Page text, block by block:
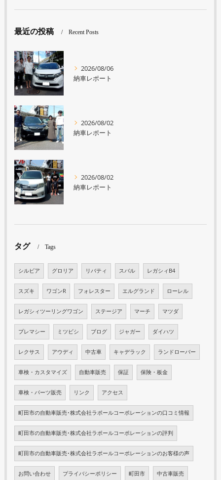
最近の投稿 Recent Posts
2026/08/06
納車レポート
2026/08/02
納車レポート
2026/08/02
納車レポート
タグ Tags
シルビア グロリア リバティ スバル レガシィB4
スズキ ワゴンR フォレスター エルグランド ローレル
レガシィツーリングワゴン ステージア マーチ マツダ
プレマシー ミツビシ ブログ ジャガー ダイハツ
レクサス アウディ 中古車 キャデラック ランドローバー
車検・カスタマイズ 自動車販売 保証 保険・板金
車検・パーツ販売 リンク アクセス
町田市の自動車販売･株式会社ラポールコーポレーションの口コミ情報
町田市の自動車販売･株式会社ラポールコーポレーションの評判
町田市の自動車販売･株式会社ラポールコーポレーションのお客様の声
お問い合わせ プライバシーポリシー 町田市 中古車販売